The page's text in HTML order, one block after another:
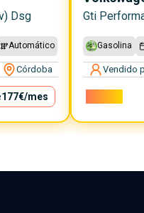
Dsg
Automático
Córdoba
177€/mes
Gasolina
Vendido